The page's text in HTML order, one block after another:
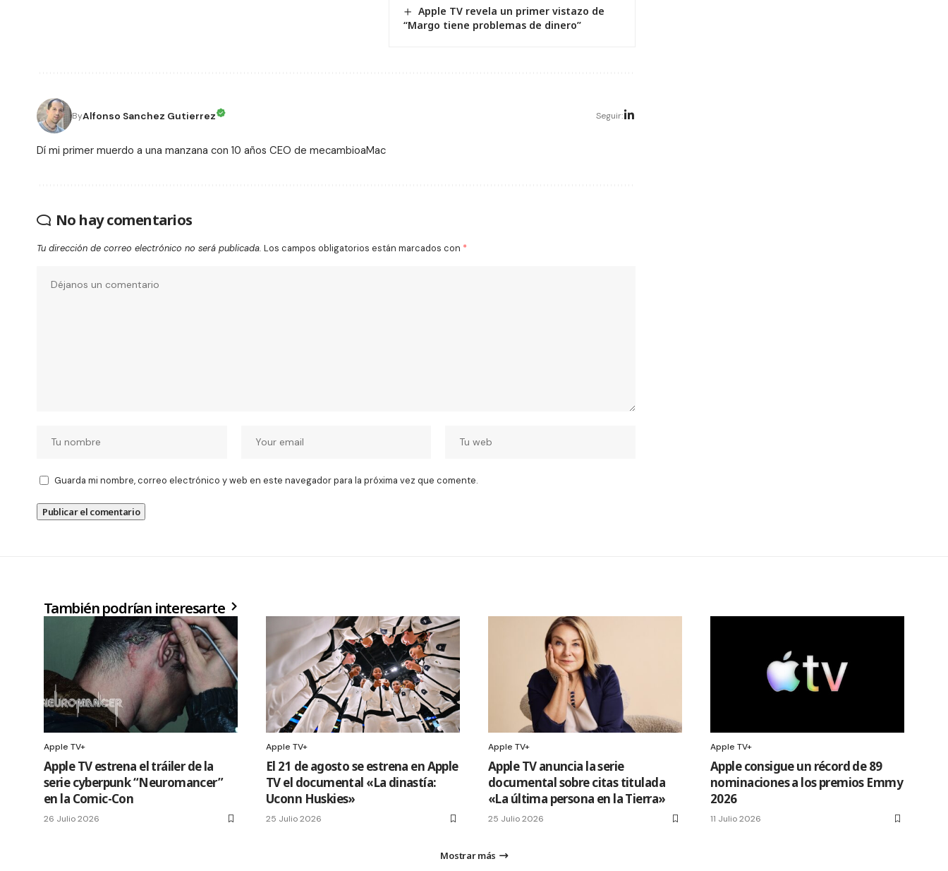
Apple TV revela un primer vistazo de
“Margo tiene problemas de dinero”
ByAlfonso Sanchez Gutierrez Seguir:
Dí mi primer muerdo a una manzana con 10 años CEO de mecambioaMac
No hay comentarios
Tu dirección de correo electrónico no será publicada. Los campos obligatorios están marcados con *
Guarda mi nombre, correo electrónico y web en este navegador para la próxima vez que comente.
También podrían interesarte
Apple TV+
Apple TV estrena el tráiler de la
serie cyberpunk “Neuromancer”
en la Comic-Con
26 Julio 2026
Apple TV+
El 21 de agosto se estrena en Apple
TV el documental «La dinastía:
Uconn Huskies»
25 Julio 2026
Apple TV+
Apple TV anuncia la serie
documental sobre citas titulada
«La última persona en la Tierra»
25 Julio 2026
Apple TV+
Apple consigue un récord de 89
nominaciones a los premios Emmy
2026
11 Julio 2026
Mostrar más